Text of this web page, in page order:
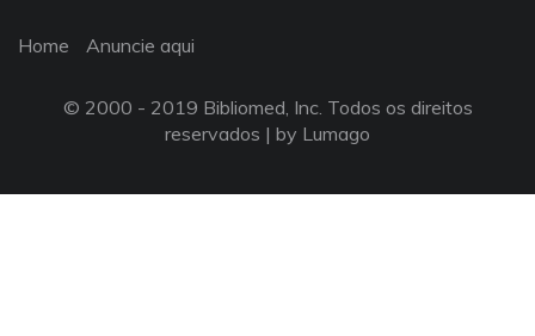
Home Anuncie aqui
© 2000 - 2019 Bibliomed, Inc. Todos os direitos
reservados | by Lumago